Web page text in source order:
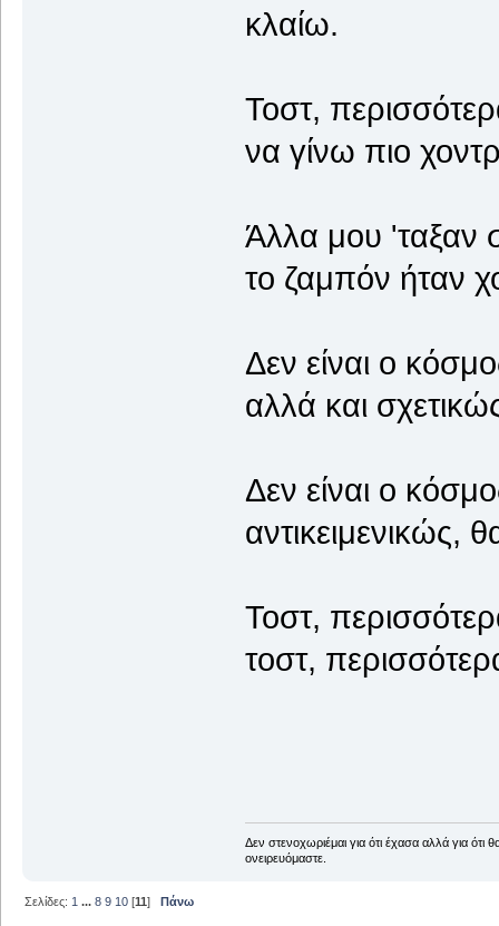
κλαίω.
Τοστ,
να γίνω πιο
Άλλα μου 'ταξαν
το ζαμπόν ήταν
Δεν είναι ο
αλλά και
Δεν είναι ο
αντικειμενικώς,
Τοστ,
τοστ,
Δεν στενοχωριέμαι για ότι έχασα αλλά για
ονειρευόμαστε.
Σελίδες: 1 ...8 9 10 [11] Πάνω